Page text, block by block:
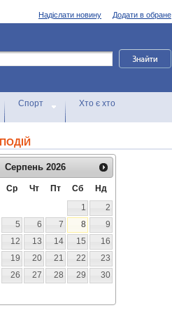
Додати в обране
Надіслати новину
Спорт Хто є хто
Серпень 2026
Ср Чт Пт Сб
Нд
1
2
5 6 7 8
9
12 13 14 15
16
19 20 21 22
23
26 27 28 29
30